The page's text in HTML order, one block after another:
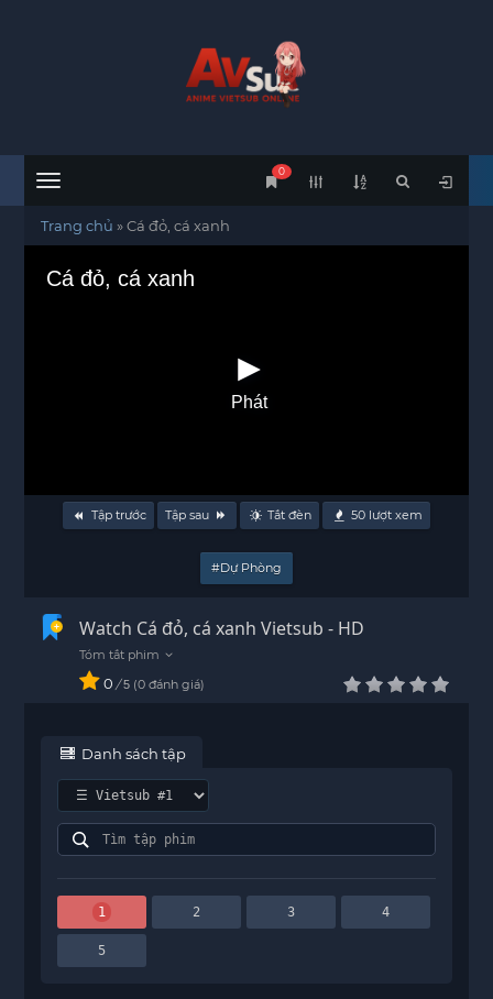
Menu
0
Trang chủ »Cá đỏ, cá xanh
Cá đỏ, cá xanh
Phát
Tập trước Tập sau Tắt đèn 50lượt xem
#Dự Phòng
Watch Cá đỏ, cá xanh Vietsub - HD
0 / 5 0 đánh giá
Danh sách tập
1 2 3 4
5